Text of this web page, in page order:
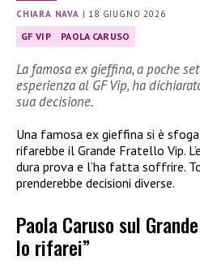
CHIARA NAVA | 18 GIUGNO 2026
GF VIP PAOLA CARUSO
La famosa ex gieffina, a poche
esperienza al GF Vip, ha
sua decisione.
Una famosa ex gieffina si è
rifarebbe il Grande Fratello Vip.
dura prova e l’ha fatta soffrire.
prenderebbe decisioni diverse.
Paola Caruso sul
lo rifarei”